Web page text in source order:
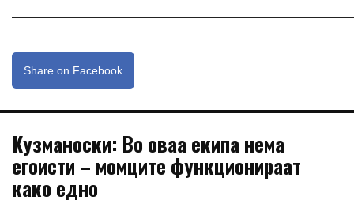
Share on Facebook
Кузманоски: Во оваа екипа нема
егоисти – момците функционираат
како едно